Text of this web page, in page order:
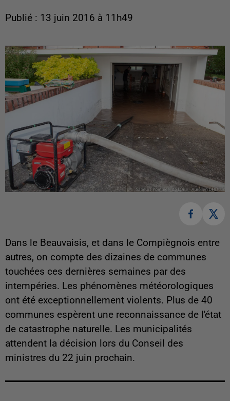
Publié : 13 juin 2016 à 11h49
Dans le Beauvaisis, et dans le Compiègnois entre
autres, on compte des dizaines de communes
touchées ces dernières semaines par des
intempéries. Les phénomènes météorologiques
ont été exceptionnellement violents. Plus de 40
communes espèrent une reconnaissance de l'état
de catastrophe naturelle. Les municipalités
attendent la décision lors du Conseil des
ministres du 22 juin prochain.